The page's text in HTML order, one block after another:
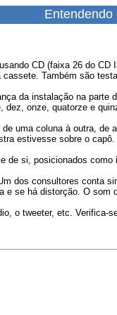
Entendendo
CD (faixa 26 do
Também são
da instalação na
onze, quatorze e
uma coluna à outra,
estivesse sobre o
de si, posicionados como
dos consultores conta
e se há distorção. O som
o tweeter, etc.